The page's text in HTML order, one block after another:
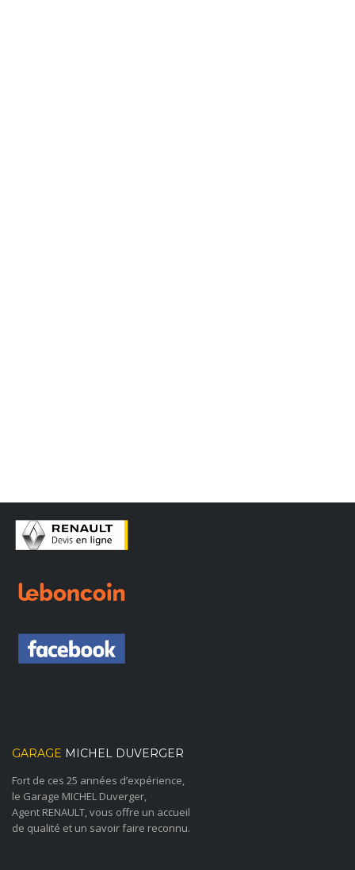
GARAGE MICHEL DUVERGER
Fort de ces 25 années d’expérience,
le Garage MICHEL Duverger,
Agent RENAULT, vous offre un accueil
de qualité et un savoir faire reconnu.